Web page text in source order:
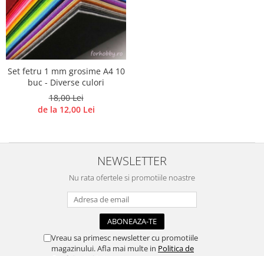
Pictura pe fata si corp
Vopsea pentru fata si corp
Accesorii pictura pe fata
Pluta
Set fetru 1 mm grosime A4 10
buc - Diverse culori
18,00 Lei
de la 12,00 Lei
NEWSLETTER
Nu rata ofertele si promotiile noastre
Vreau sa primesc newsletter cu promotiile
magazinului. Afla mai multe in Politica de